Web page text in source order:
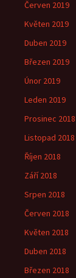
Červen 2019
Květen 2019
Duben 2019
Březen 2019
Únor 2019
Leden 2019
Prosinec 2018
Listopad 2018
Říjen 2018
Září 2018
Srpen 2018
Červen 2018
Květen 2018
Duben 2018
Březen 2018